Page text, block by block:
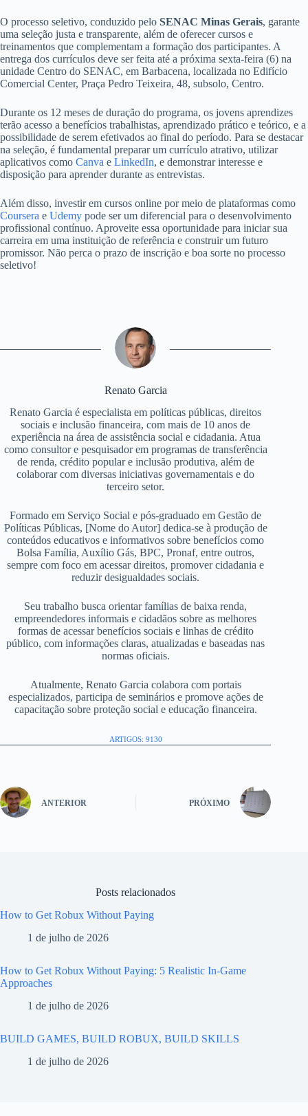
O processo seletivo, conduzido pelo SENAC Minas Gerais, garante
uma seleção justa e transparente, além de oferecer cursos e
treinamentos que complementam a formação dos participantes. A
entrega dos currículos deve ser feita até a próxima sexta-feira (6) na
unidade Centro do SENAC, em Barbacena, localizada no Edifício
Comercial Center, Praça Pedro Teixeira, 48, subsolo, Centro.
Durante os 12 meses de duração do programa, os jovens aprendizes
terão acesso a benefícios trabalhistas, aprendizado prático e teórico, e a
possibilidade de serem efetivados ao final do período. Para se destacar
na seleção, é fundamental preparar um currículo atrativo, utilizar
aplicativos como Canva e LinkedIn, e demonstrar interesse e
disposição para aprender durante as entrevistas.
Além disso, investir em cursos online por meio de plataformas como
Coursera e Udemy pode ser um diferencial para o desenvolvimento
profissional contínuo. Aproveite essa oportunidade para iniciar sua
carreira em uma instituição de referência e construir um futuro
promissor. Não perca o prazo de inscrição e boa sorte no processo
seletivo!
Renato Garcia
Renato Garcia é especialista em políticas públicas, direitos
sociais e inclusão financeira, com mais de 10 anos de
experiência na área de assistência social e cidadania. Atua
como consultor e pesquisador em programas de transferência
de renda, crédito popular e inclusão produtiva, além de
colaborar com diversas iniciativas governamentais e do
terceiro setor.
Formado em Serviço Social e pós-graduado em Gestão de
Políticas Públicas, [Nome do Autor] dedica-se à produção de
conteúdos educativos e informativos sobre benefícios como
Bolsa Família, Auxílio Gás, BPC, Pronaf, entre outros,
sempre com foco em acessar direitos, promover cidadania e
reduzir desigualdades sociais.
Seu trabalho busca orientar famílias de baixa renda,
empreendedores informais e cidadãos sobre as melhores
formas de acessar benefícios sociais e linhas de crédito
público, com informações claras, atualizadas e baseadas nas
normas oficiais.
Atualmente, Renato Garcia colabora com portais
especializados, participa de seminários e promove ações de
capacitação sobre proteção social e educação financeira.
ARTIGOS: 9130
ANTERIOR PRÓXIMO
Posts relacionados
How to Get Robux Without Paying
1 de julho de 2026
How to Get Robux Without Paying: 5 Realistic In-Game
Approaches
1 de julho de 2026
BUILD GAMES, BUILD ROBUX, BUILD SKILLS
1 de julho de 2026